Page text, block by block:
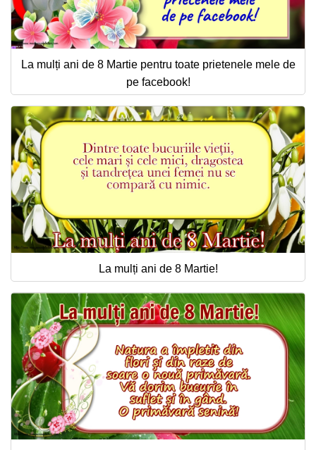
La mulți ani de 8 Martie pentru toate prietenele mele de
pe facebook!
La mulți ani de 8 Martie!